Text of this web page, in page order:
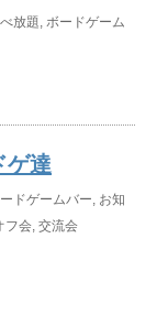
放題 ボードゲーム
ゲ達
ドゲームバー お知
フ会 交流会